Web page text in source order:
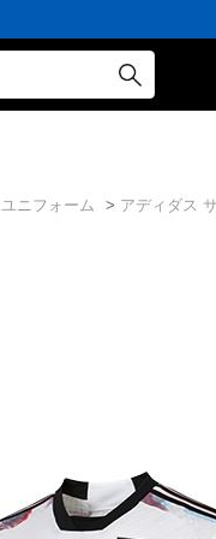
ユニフォーム > アディダス